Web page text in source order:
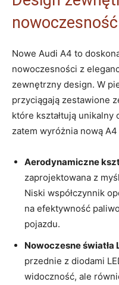
Nowe Audi A4 to
nowoczesności z
zewnętrzny design. W
przyciągają zestawione
które kształtują unikalny
zatem wyróżnia nową
Aerodynamiczne
zaprojektowana z
Niski współczynnik
na efektywność
pojazdu.
Nowoczesne światła
przednie z diodami
widoczność, ale